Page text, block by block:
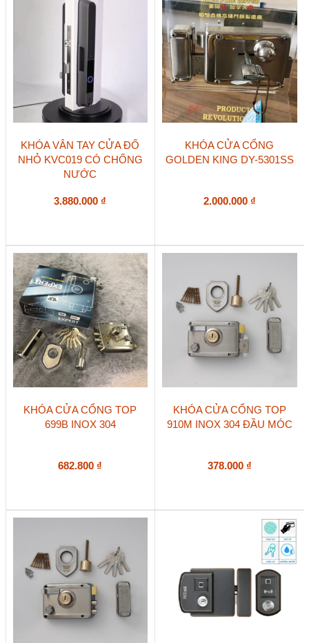
KHÓA VÂN TAY CỬA ĐỐ
NHỎ KVC019 CÓ CHỐNG
NƯỚC
3.880.000 ₫
KHÓA CỬA CỔNG
GOLDEN KING DY-5301SS
2.000.000 ₫
KHÓA CỬA CỔNG TOP
699B INOX 304
682.800 ₫
KHÓA CỬA CỔNG TOP
910M INOX 304 ĐẦU MÓC
378.000 ₫